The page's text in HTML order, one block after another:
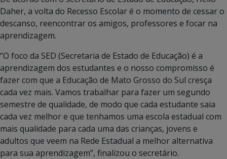
Daher, a volta do Recesso Escolar é o momento de cessar o
descanso, reencontrar os amigos, professores e focar na
aprendizagem.
“O foco da SED (Secretaria de Estado de Educação) é a
aprendizagem dos estudantes e o nosso compromisso é
fazer com que a Educação de Mato Grosso do Sul cresça
cada vez mais. Vamos trabalhar para fazer um segundo
semestre de qualidade, de modo que cada estudante saia
cada vez melhor e que tenhamos uma escola estadual com
mais qualidade para cada uma das crianças, jovens e
adultos que veem na Rede Estadual a melhor alternativa
para sua aprendizagem”, finalizou o secretário.